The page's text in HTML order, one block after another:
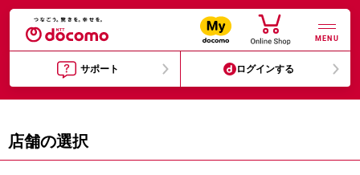
MENU
サポート ログインする
店舗の選択